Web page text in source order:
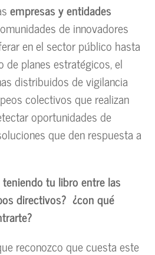
empresas y entidades
de innovadores
en el sector público hasta
planes estratégicos, el
distribuidos de vigilancia
colectivos que realizan
oportunidades de
que den respuesta a
tu libro entre las
directivos? ¿con qué
reconozco que cuesta este